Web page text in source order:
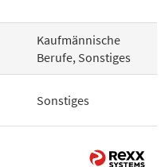
Kaufmännische
Berufe, Sonstiges
Sonstiges